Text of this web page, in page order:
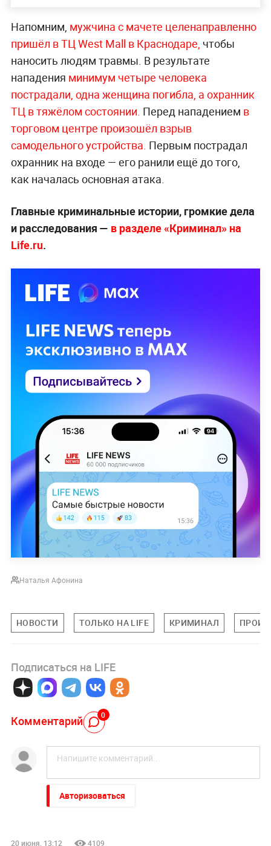
Напомним, мужчина с мачете целенаправленно
пришёл в ТЦ West Mall в Краснодаре, чтобы
наносить людям травмы. В результате
нападения минимум четыре человека
пострадали, одна женщина погибла, а охранник
ТЦ в тяжёлом состоянии. Перед нападением в
торговом центре произошёл взрыв
самодельного устройства. Первым пострадал
охранник на входе — его ранили ещё до того,
как началась основная атака.
Главные криминальные истории, громкие дела
и расследования — в разделе «Криминал» на
Life.ru.
Наталья Афонина
НОВОСТИ ТОЛЬКО НА LIFE КРИМИНАЛ
Подписаться на LIFE
Комментарий 0
Авторизоваться
20 июня, 13:12 4109